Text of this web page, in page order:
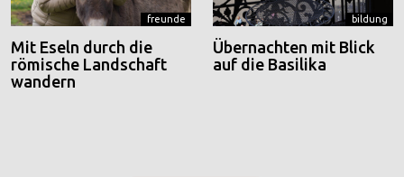
freunde
Mit Eseln durch die
römische Landschaft
wandern
bildung
Übernachten mit Blick
auf die Basilika